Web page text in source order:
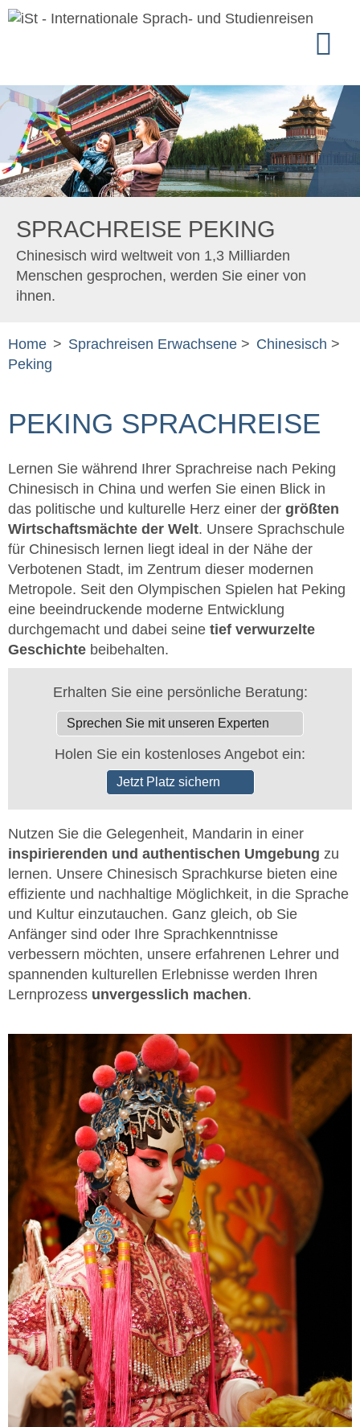
SPRACHREISE PEKING
Chinesisch wird weltweit von 1,3 Milliarden
Menschen gesprochen, werden Sie einer von
ihnen.
Home > Sprachreisen Erwachsene > Chinesisch >
Peking
PEKING SPRACHREISE
Lernen Sie während Ihrer Sprachreise nach Peking
Chinesisch in China und werfen Sie einen Blick in
das politische und kulturelle Herz einer der größten
Wirtschaftsmächte der Welt. Unsere Sprachschule
für Chinesisch lernen liegt ideal in der Nähe der
Verbotenen Stadt, im Zentrum dieser modernen
Metropole. Seit den Olympischen Spielen hat Peking
eine beeindruckende moderne Entwicklung
durchgemacht und dabei seine tief verwurzelte
Geschichte beibehalten.
Erhalten Sie eine persönliche Beratung:
Sprechen Sie mit unseren Experten
Holen Sie ein kostenloses Angebot ein:
Jetzt Platz sichern
Nutzen Sie die Gelegenheit, Mandarin in einer
inspirierenden und authentischen Umgebung zu
lernen. Unsere Chinesisch Sprachkurse bieten eine
effiziente und nachhaltige Möglichkeit, in die Sprache
und Kultur einzutauchen. Ganz gleich, ob Sie
Anfänger sind oder Ihre Sprachkenntnisse
verbessern möchten, unsere erfahrenen Lehrer und
spannenden kulturellen Erlebnisse werden Ihren
Lernprozess unvergesslich machen.